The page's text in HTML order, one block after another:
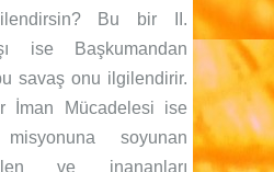
Bu bir II.
ise Başkumandan
savaş onu ilgilendirir.
İman Mücadelesi ise
soyunan
ve inananları